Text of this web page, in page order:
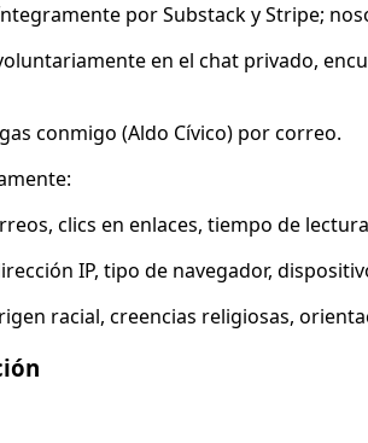
por Substack y Stripe;
en el chat privado,
conmigo (Aldo Cívico) por correo.
clics en enlaces, tiempo de
IP, tipo de navegador,
racial, creencias religiosas,